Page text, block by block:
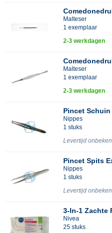
Malteser
1 exemplaar
2-3 werkdagen
Malteser
1 exemplaar
2-3 werkdagen
Pincet
Nippes
1 stuks
Levertijd
Pincet Spits
Nippes
1 stuks
Levertijd
3-In-1 Zachte
Nivea
25 stuks